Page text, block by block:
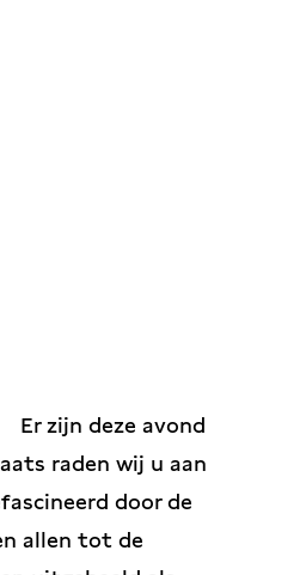
Er zijn deze avond
raden wij u aan
door de
allen tot de